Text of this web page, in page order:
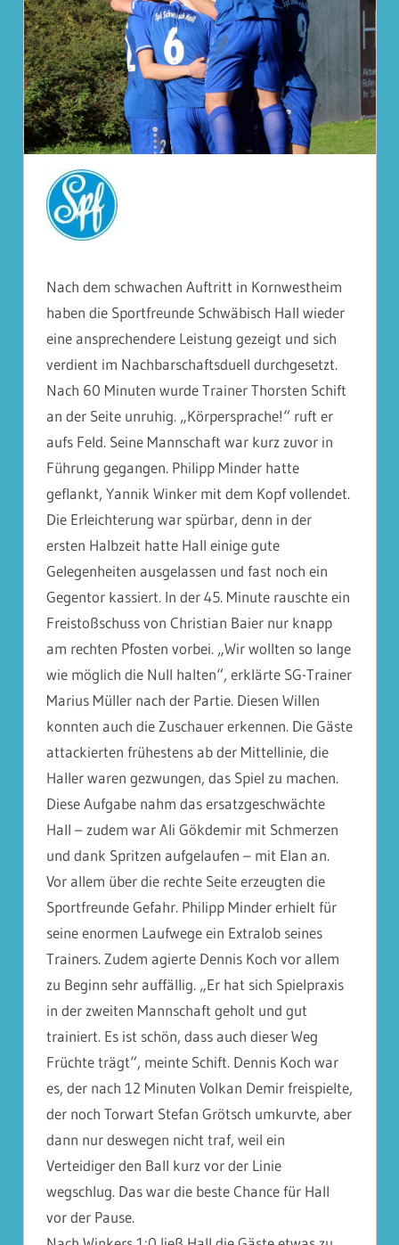
Nach dem schwachen Auftritt in Kornwestheim
haben die Sportfreunde Schwäbisch Hall wieder
eine ansprechendere Leistung gezeigt und sich
verdient im Nachbarschaftsduell durchgesetzt.
Nach 60 Minuten wurde Trainer Thorsten Schift
an der Seite unruhig. „Körpersprache!“ ruft er
aufs Feld. Seine Mannschaft war kurz zuvor in
Führung gegangen. Philipp Minder hatte
geflankt, Yannik Winker mit dem Kopf vollendet.
Die Erleichterung war spürbar, denn in der
ersten Halbzeit hatte Hall einige gute
Gelegenheiten ausgelassen und fast noch ein
Gegentor kassiert. In der 45. Minute rauschte ein
Freistoßschuss von Christian Baier nur knapp
am rechten Pfosten vorbei. „Wir wollten so lange
wie möglich die Null halten“, erklärte SG-Trainer
Marius Müller nach der Partie. Diesen Willen
konnten auch die Zuschauer erkennen. Die Gäste
attackierten frühestens ab der Mittellinie, die
Haller waren gezwungen, das Spiel zu machen.
Diese Aufgabe nahm das ersatzgeschwächte
Hall – zudem war Ali Gökdemir mit Schmerzen
und dank Spritzen aufgelaufen – mit Elan an.
Vor allem über die rechte Seite erzeugten die
Sportfreunde Gefahr. Philipp Minder erhielt für
seine enormen Laufwege ein Extralob seines
Trainers. Zudem agierte Dennis Koch vor allem
zu Beginn sehr auffällig. „Er hat sich Spielpraxis
in der zweiten Mannschaft geholt und gut
trainiert. Es ist schön, dass auch dieser Weg
Früchte trägt“, meinte Schift. Dennis Koch war
es, der nach 12 Minuten Volkan Demir freispielte,
der noch Torwart Stefan Grötsch umkurvte, aber
dann nur deswegen nicht traf, weil ein
Verteidiger den Ball kurz vor der Linie
wegschlug. Das war die beste Chance für Hall
vor der Pause.